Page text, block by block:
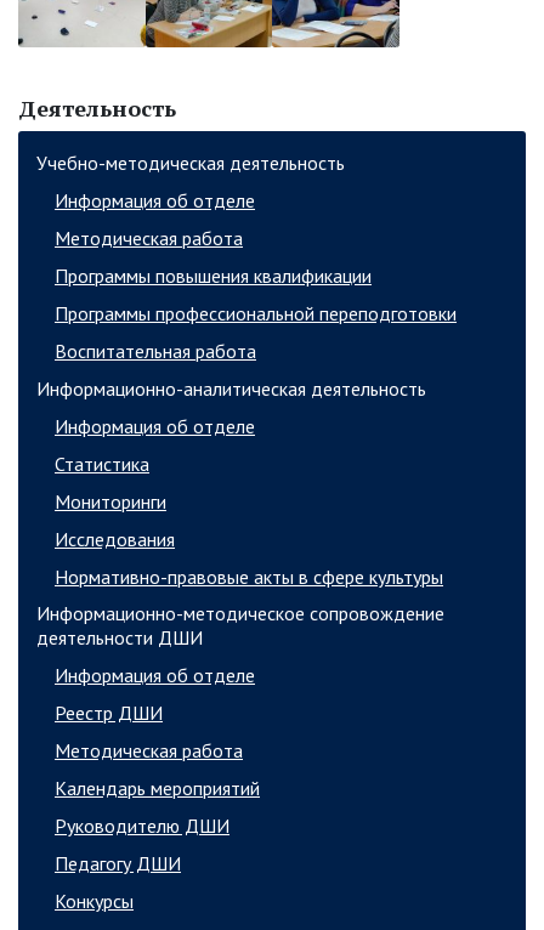
Деятельность
Учебно-методическая деятельность
Информация об отделе
Методическая работа
Программы повышения квалификации
Программы профессиональной переподготовки
Воспитательная работа
Информационно-аналитическая деятельность
Информация об отделе
Статистика
Мониторинги
Исследования
Нормативно-правовые акты в сфере культуры
Информационно-методическое сопровождение
деятельности ДШИ
Информация об отделе
Реестр ДШИ
Методическая работа
Календарь мероприятий
Руководителю ДШИ
Педагогу ДШИ
Конкурсы